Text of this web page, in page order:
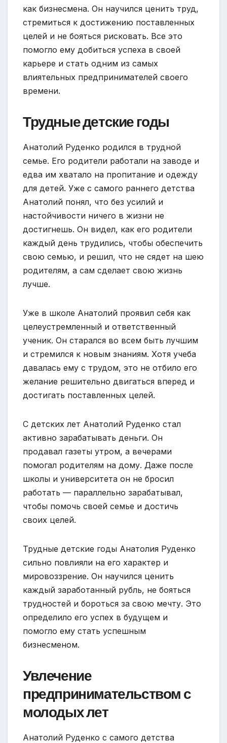
как бизнесмена. Он научился ценить труд,
стремиться к достижению поставленных
целей и не бояться рисковать. Все это
помогло ему добиться успеха в своей
карьере и стать одним из самых
влиятельных предпринимателей своего
времени.
Трудные детские годы
Анатолий Руденко родился в трудной
семье. Его родители работали на заводе и
едва им хватало на пропитание и одежду
для детей. Уже с самого раннего детства
Анатолий понял, что без усилий и
настойчивости ничего в жизни не
достигнешь. Он видел, как его родители
каждый день трудились, чтобы обеспечить
свою семью, и решил, что не сядет на шею
родителям, а сам сделает свою жизнь
лучше.
Уже в школе Анатолий проявил себя как
целеустремленный и ответственный
ученик. Он старался во всем быть лучшим
и стремился к новым знаниям. Хотя учеба
давалась ему с трудом, это не отбило его
желание решительно двигаться вперед и
достигать поставленных целей.
С детских лет Анатолий Руденко стал
активно зарабатывать деньги. Он
продавал газеты утром, а вечерами
помогал родителям на дому. Даже после
школы и университета он не бросил
работать — параллельно зарабатывал,
чтобы помочь своей семье и достичь
своих целей.
Трудные детские годы Анатолия Руденко
сильно повлияли на его характер и
мировоззрение. Он научился ценить
каждый заработанный рубль, не бояться
трудностей и бороться за свою мечту. Это
определило его успех в будущем и
помогло ему стать успешным
бизнесменом.
Увлечение
предпринимательством с
молодых лет
Анатолий Руденко с самого детства